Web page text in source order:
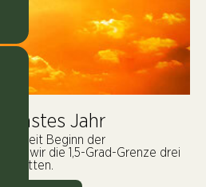
Jahr
seit Beginn der
wir die 1,5-Grad-Grenze drei